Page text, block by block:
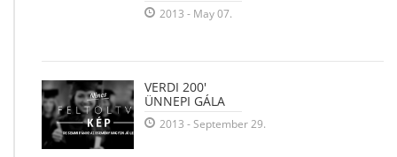
2013 - May 07.
VERDI 200'
ÜNNEPI GÁLA
2013 - September 29.